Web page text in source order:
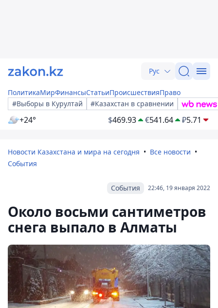
Рус
ПолитикаМирФинансыСтатьиПроисшествияПраво
#Выборы в Курултай
#Казахстан в сравнении
+24° $469.93 €541.64 ₽5.71
Новости Казахстана и мира на сегодня
Все новости
События
22:46, 19 января 2022
События
Около восьми сантиметров
снега выпало в Алматы